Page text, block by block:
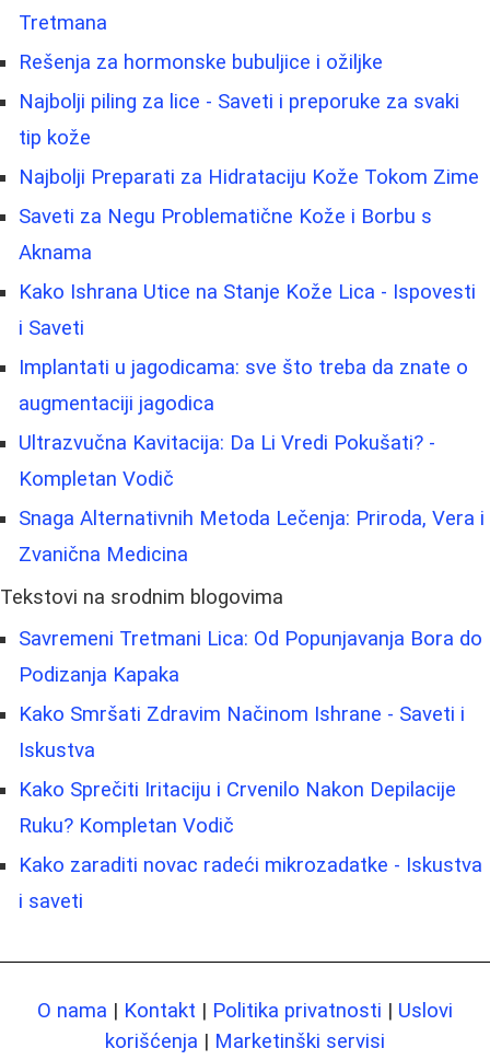
Tretmana
Rešenja za hormonske bubuljice i ožiljke
Najbolji piling za lice - Saveti i preporuke za svaki
tip kože
Najbolji Preparati za Hidrataciju Kože Tokom Zime
Saveti za Negu Problematične Kože i Borbu s
Aknama
Kako Ishrana Utice na Stanje Kože Lica - Ispovesti
i Saveti
Implantati u jagodicama: sve što treba da znate o
augmentaciji jagodica
Ultrazvučna Kavitacija: Da Li Vredi Pokušati? -
Kompletan Vodič
Snaga Alternativnih Metoda Lečenja: Priroda, Vera i
Zvanična Medicina
Tekstovi na srodnim blogovima
Savremeni Tretmani Lica: Od Popunjavanja Bora do
Podizanja Kapaka
Kako Smršati Zdravim Načinom Ishrane - Saveti i
Iskustva
Kako Sprečiti Iritaciju i Crvenilo Nakon Depilacije
Ruku? Kompletan Vodič
Kako zaraditi novac radeći mikrozadatke - Iskustva
i saveti
O nama | Kontakt | Politika privatnosti | Uslovi
korišćenja | Marketinški servisi